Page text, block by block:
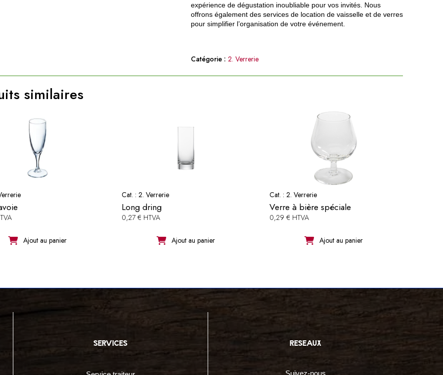
expérience de dégustation inoubliable pour vos invités. Nous
offrons également des services de location de vaisselle et de verres
pour simplifier l’organisation de votre événement.
Catégorie : 2. Verrerie
similaires
Ajout au panier
Cat. : 2. Verrerie
Long dring
0,27 € HTVA
Ajout au panier
Cat. :2. Verrerie
Verre à bière spéciale
0,29 € HTVA
Ajout au panier
services reseaux
Suivez-nous